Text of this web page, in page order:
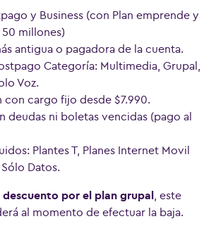
y Business (con Plan emprende y
50 millones)
antigua o pagadora de la cuenta.
Categoría: Multimedia, Grupal,
Voz.
con cargo fijo desde $7.990.
deudas ni boletas vencidas (pago al
Plantes T, Planes Internet Movil
Datos.
por el plan grupal , este
al momento de efectuar la baja.
Ver más preguntas